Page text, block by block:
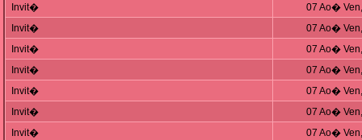
Invit�
07 Ao�
Invit�
07 Ao�
Invit�
07 Ao�
Invit�
07 Ao�
Invit�
07 Ao�
Invit�
07 Ao�
Invit�
07 Ao�